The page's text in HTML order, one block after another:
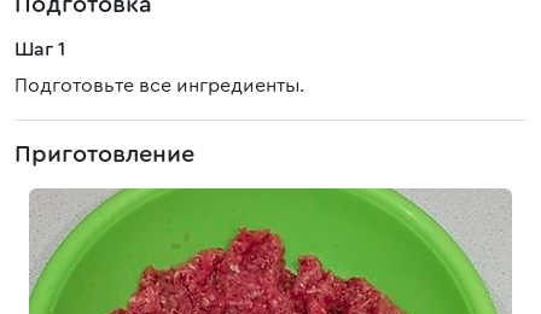
Подготовка
Шаг 1
Подготовьте все ингредиенты.
Приготовление